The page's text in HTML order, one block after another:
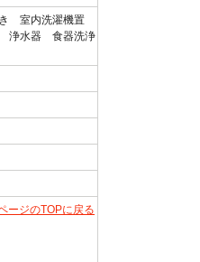
室内洗濯機置
浄水器 食器洗浄
ージのTOPに戻る